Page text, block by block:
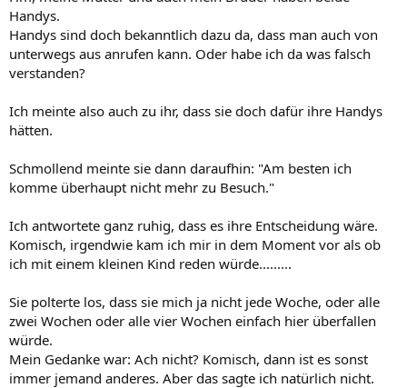
Handys.
Handys sind doch bekanntlich dazu da, dass man auch von
unterwegs aus anrufen kann. Oder habe ich da was falsch
verstanden?
Ich meinte also auch zu ihr, dass sie doch dafür ihre Handys
hätten.
Schmollend meinte sie dann daraufhin: "Am besten ich
komme überhaupt nicht mehr zu Besuch."
Ich antwortete ganz ruhig, dass es ihre Entscheidung wäre.
Komisch, irgendwie kam ich mir in dem Moment vor als ob
ich mit einem kleinen Kind reden würde.........
Sie polterte los, dass sie mich ja nicht jede Woche, oder alle
zwei Wochen oder alle vier Wochen einfach hier überfallen
würde.
Mein Gedanke war: Ach nicht? Komisch, dann ist es sonst
immer jemand anderes. Aber das sagte ich natürlich nicht.